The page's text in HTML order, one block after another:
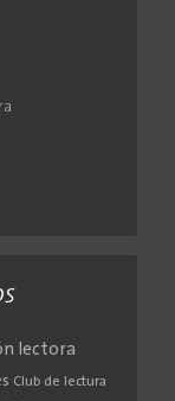
lectora
Club de lectura